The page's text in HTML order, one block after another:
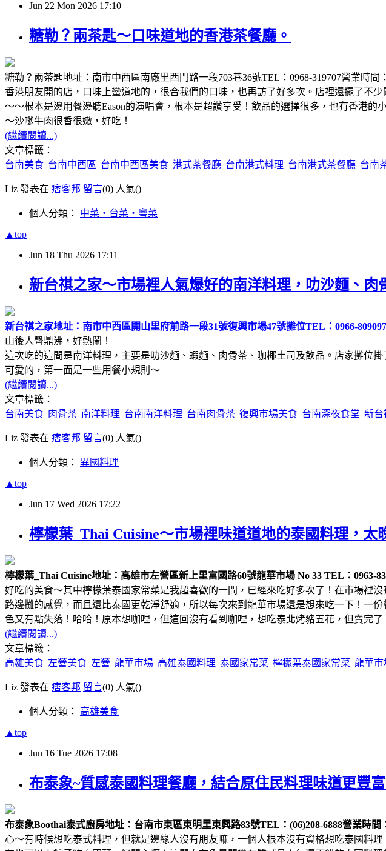
Jun 22 Mon 2026 17:10
糖勒？兩茶匙～口味道地的香港茶餐廳。
糖勒？兩茶匙地址：南市中西區南廠里西門路一段703巷36號TEL：0968-319707營業時間
香港朋友開的店，口味上蠻道地的，很合我們的口味，也再訪了好多次。店裡還擺了不
～～根本是邊用餐邊聽Eason的演唱會，根本是超讚享受！飲品的選擇很多，也有香港
～沙嗲牛肉很香很嫩，好吃！
(繼續閱讀...)
文章標籤：
台南美食 台南中西區 台南中西區美食 港式茶餐廳 台南港式料理 台南港式茶餐廳 台南
Liz 發表在 痞客邦 留言(0) 人氣()
個人分類： 中菜‧台菜‧粵菜
▲top
Jun 18 Thu 2026 17:11
新台祺之家～市場裡人氣爆好的南洋料理，叻沙麵、肉
新台祺之家地址：南市中西區開山里府前路一段31號復興市場47號攤位TEL：0966-809097
山後人聲鼎沸，好熱鬧！
這次吃的這間是南洋料理，主要是叻沙麵、蝦麵、肉骨茶、咖椰土司及飲品。店家攤位
可愛的，第一面是一些用餐小規則～
(繼續閱讀...)
文章標籤：
台南美食 肉骨茶 南洋料理 台南南洋料理 台南肉骨茶 復興市場美食 台南深夜食堂 新台
Liz 發表在 痞客邦 留言(0) 人氣()
個人分類： 異國料理
▲top
Jun 17 Wed 2026 17:22
檸檬葉_Thai Cuisine～市場裡味道道地的泰國料理，太
檸檬葉_Thai Cuisine地址：高雄市左營區新上里富國路60號龍華市場 No 33 TEL：0963-
好吃的美食～其中檸檬葉泰國家常菜是我超喜歡的一間，已經來吃好多次了！在市場裡
路邊攤的感覺，而且還比泰國更乾淨舒適，所以每次來到龍華市場還是想來吃一下！一
色又有點失落！哈哈！原本想咖哩，但這回沒有看到咖哩，想吃泰北烤豬五花，但賣完
(繼續閱讀...)
文章標籤：
高雄美食 左營美食 左營 龍華市場 高雄泰國料理 泰國家常菜 檸檬葉泰國家常菜 龍華市
Liz 發表在 痞客邦 留言(0) 人氣()
個人分類： 高雄美食
▲top
Jun 16 Tue 2026 17:08
布泰象~質感泰國料理餐廳，結合原住民料理味道更豐富
布泰象Boothai泰式廚房地址：台南市東區東明里東興路83號TEL：(06)208-6888營業時間
心～有時候想吃泰式料理，但就是邊緣人沒有朋友嘛，一個人根本沒有資格想吃泰國料